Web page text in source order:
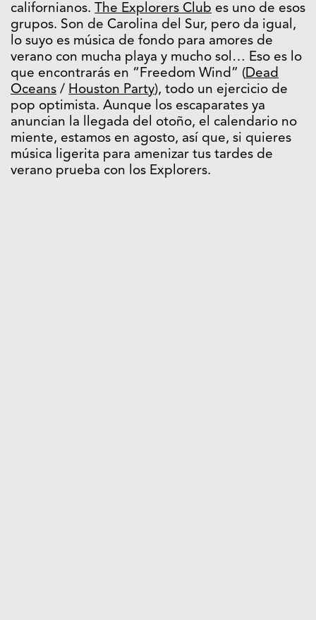
californianos.
The Explorers Club es uno de esos
grupos. Son de Carolina del Sur, pero da igual,
lo suyo es música de fondo para amores de
verano con mucha playa y mucho sol… Eso es lo
que encontrarás en “Freedom Wind” ( Dead
Oceans / Houston Party), todo un ejercicio de
pop optimista. Aunque los escaparates ya
anuncian la llegada del otoño, el calendario no
miente, estamos en agosto, así que, si quieres
música ligerita para amenizar tus tardes de
verano prueba con los Explorers.